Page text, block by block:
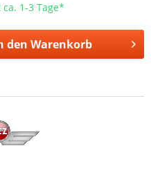
1-3 Tage*
den Warenkorb